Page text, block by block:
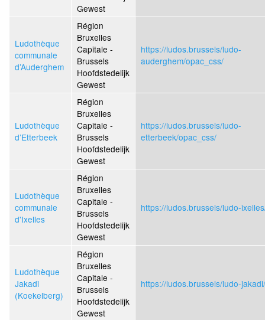
Gewest
Ludothèque
communale
d’Auderghem
Région
Bruxelles
Capitale -
Brussels
Hoofdstedelijk
Gewest
https://ludos.brussels/ludo-
auderghem/opac_css/
Ludothèque
d’Etterbeek
Région
Bruxelles
Capitale -
Brussels
Hoofdstedelijk
Gewest
https://ludos.brussels/ludo-
etterbeek/opac_css/
Ludothèque
communale
d'Ixelles
Région
Bruxelles
Capitale -
Brussels
Hoofdstedelijk
Gewest
https://ludos.brussels/ludo-
Ludothèque
Jakadi
(Koekelberg)
Région
Bruxelles
Capitale -
Brussels
Hoofdstedelijk
Gewest
https://ludos.brussels/ludo-